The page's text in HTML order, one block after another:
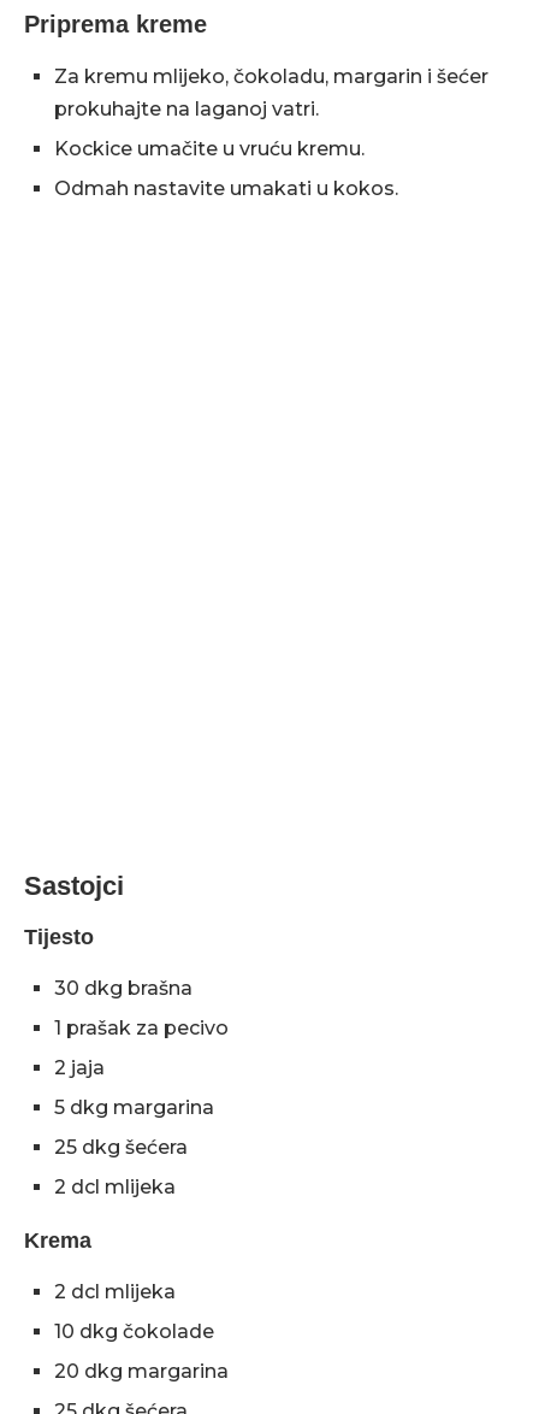
Priprema kreme
Za kremu mlijeko, čokoladu, margarin i šećer
prokuhajte na laganoj vatri.
Kockice umačite u vruću kremu.
Odmah nastavite umakati u kokos.
Sastojci
Tijesto
30 dkg brašna
1 prašak za pecivo
2 jaja
5 dkg margarina
25 dkg šećera
2 dcl mlijeka
Krema
2 dcl mlijeka
10 dkg čokolade
20 dkg margarina